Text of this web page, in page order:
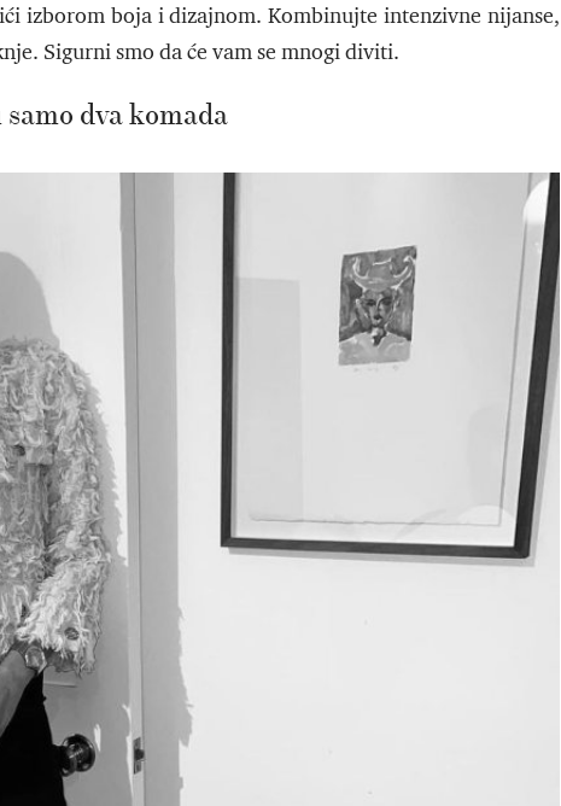
izborom boja i dizajnom. Kombinujte intenzivne nijanse,
Sigurni smo da će vam se mnogi diviti.
dva komada